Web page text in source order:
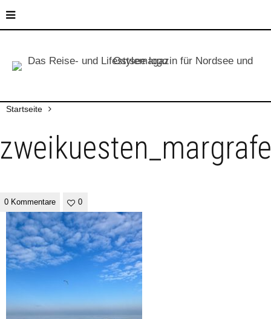
Startseite
0 Kommentare 0